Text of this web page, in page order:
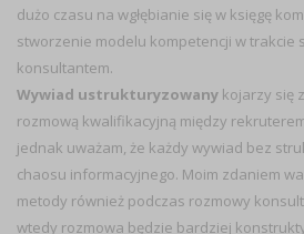
dużo czasu na wgłębianie się w księgę
stworzenie modelu kompetencji w trakcie
konsultantem.
Wywiad ustrukturyzowany kojarzy się
rozmową kwalifikacyjną między
jednak uważam, że każdy wywiad bez
chaosu informacyjnego. Moim zdaniem
metody również podczas rozmowy
wtedy rozmowa będzie bardziej